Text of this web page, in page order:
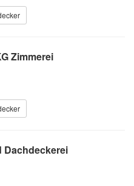
Zimmerei
Dachdeckerei